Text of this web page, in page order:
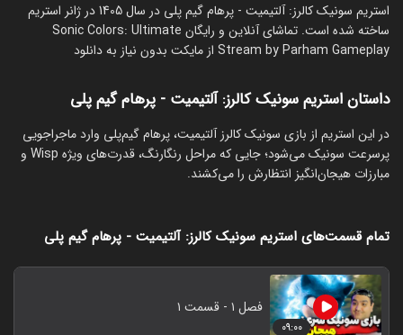
استریم سونیک کالرز: آلتیمیت - پرهام گیم پلی در سال 1405 در ژانر استریم
ساخته شده است. تماشای آنلاین و رایگان Sonic Colors: Ultimate
Stream by Parham Gameplay از مایکت بدون نیاز به دانلود
داستان استریم سونیک کالرز: آلتیمیت - پرهام گیم پلی
‏در این استریم از بازی سونیک کالرز آلتیمیت، پرهام گیم‌پلی وارد ماجراجویی
پرسرعت سونیک می‌شود؛ جایی که مراحل رنگارنگ، قدرت‌های ویژه Wisp و
مبارزات هیجان‌انگیز انتظارش را می‌کشند.
تمام قسمت‌های استریم سونیک کالرز: آلتیمیت - پرهام گیم پلی
۰۹:۰۰
فصل ۱ - قسمت ۱